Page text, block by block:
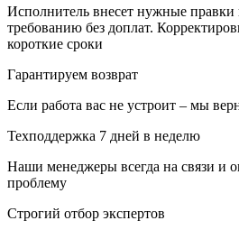
Исполнитель внесет нужные правки
требованию без доплат.
короткие сроки
Гарантируем возврат
Если работа вас не устроит – мы
Техподдержка 7 дней в неделю
Наши менеджеры всегда на связи и
проблему
Строгий отбор экспертов